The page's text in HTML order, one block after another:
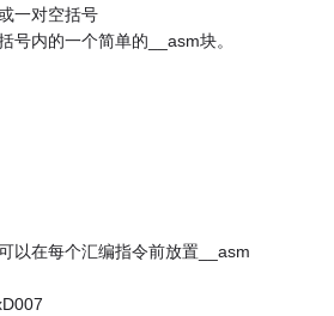
一对空括号
号内的一个简单的__asm块。
以在每个汇编指令前放置__asm